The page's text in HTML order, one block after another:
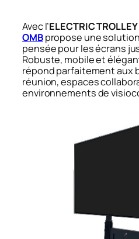
Avec l’ELECTRIC
OMBpropose une
pensée pour les écrans
Robuste, mobile et
répond parfaitement aux
réunion, espaces
environnements de